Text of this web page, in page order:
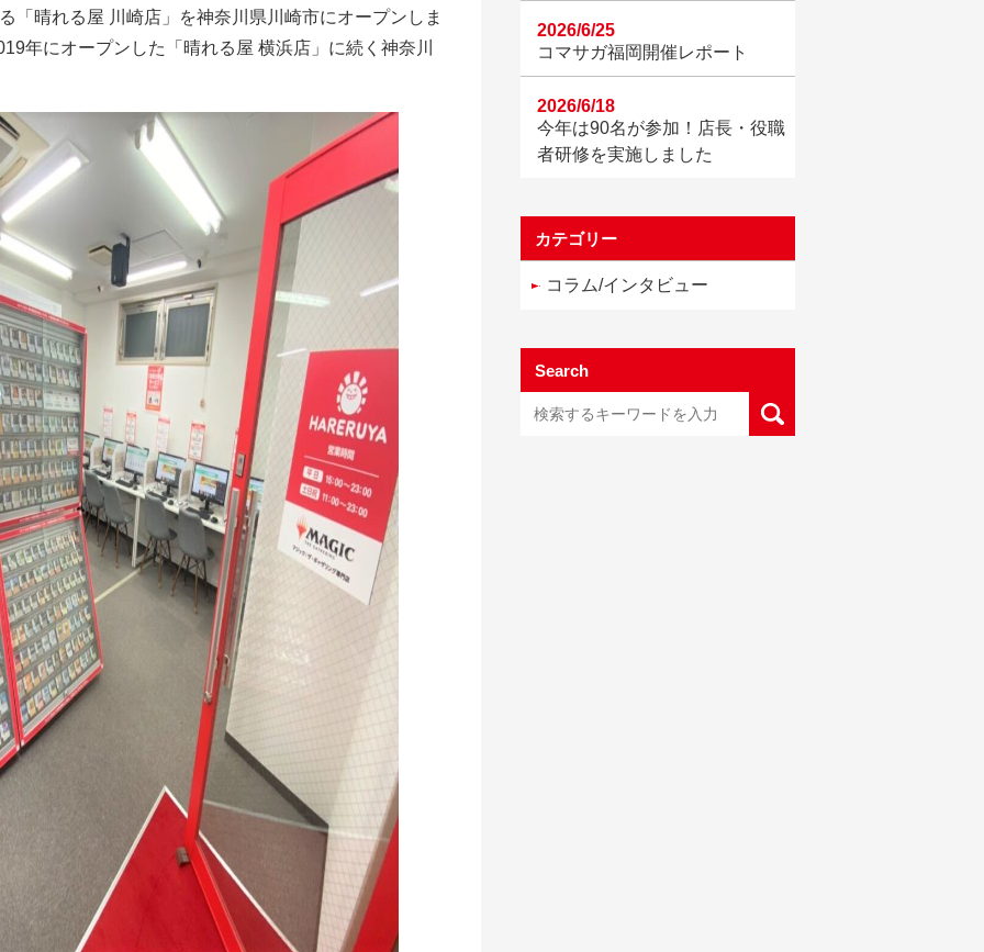
「晴れる屋 川崎店」を神奈川県川崎市にオープンしま
年にオープンした「晴れる屋 横浜店」に続く神奈川
コマサガ福岡開催レポート
2026/6/25
今年は90名が参加！店長・役職
者研修を実施しました
2026/6/18
カテゴリー
コラム/インタビュー
Search